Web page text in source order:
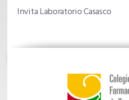
Invita Laboratorio Casasco